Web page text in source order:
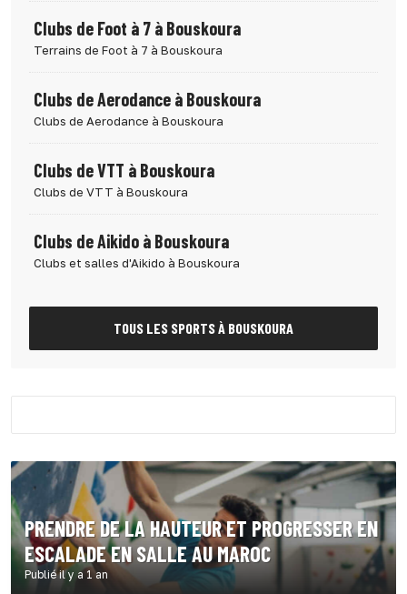
Clubs de Foot à 7 à Bouskoura
Terrains de Foot à 7 à Bouskoura
Clubs de Aerodance à Bouskoura
Clubs de Aerodance à Bouskoura
Clubs de VTT à Bouskoura
Clubs de VTT à Bouskoura
Clubs de Aikido à Bouskoura
Clubs et salles d'Aikido à Bouskoura
TOUS LES SPORTS À BOUSKOURA
PRENDRE DE LA HAUTEUR ET PROGRESSER EN
ESCALADE EN SALLE AU MAROC
Publié il y a 1 an